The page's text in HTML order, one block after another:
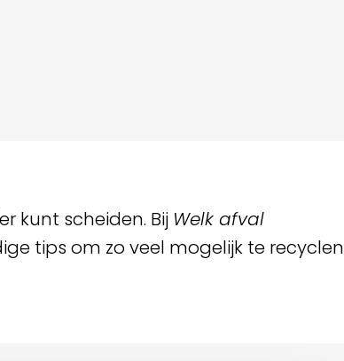
kunt scheiden. Bij Welk afval
tips om zo veel mogelijk te recyclen